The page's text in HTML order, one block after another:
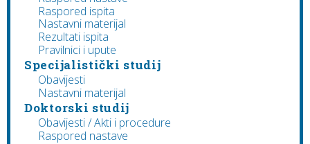
Raspored ispita
Nastavni materijal
Rezultati ispita
Pravilnici i upute
Specijalistički studij
Obavijesti
Nastavni materijal
Doktorski studij
Obavijesti / Akti i procedure
Raspored nastave